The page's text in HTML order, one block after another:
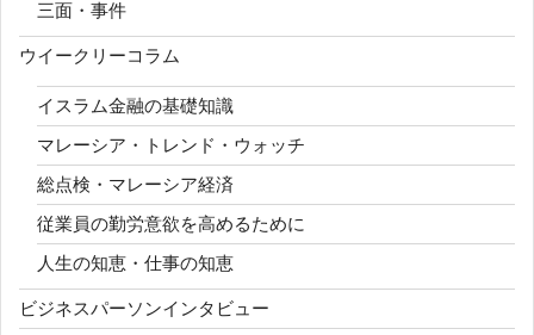
三面・事件
ウイークリーコラム
イスラム金融の基礎知識
マレーシア・トレンド・ウォッチ
総点検・マレーシア経済
従業員の勤労意欲を高めるために
人生の知恵・仕事の知恵
ビジネスパーソンインタビュー